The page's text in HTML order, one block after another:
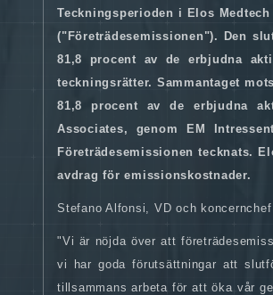
Teckningsperioden i Elos
("Företrädesemissionen"). Den
81,8 procent av de erbjudna
teckningsrätter. Sammantaget
81,8 procent av de erbjudna
Associates, genom EM
Företrädesemissionen tecknats.
avdrag för emissionskostnader.
Stefano Alfonsi, VD och
"Vi är nöjda över att
vi har goda förutsättningar att
tillsammans arbeta för att öka vår